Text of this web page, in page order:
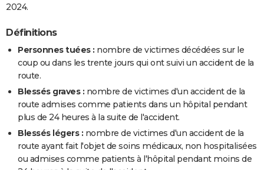
2024.
Définitions
Personnes tuées : nombre de victimes décédées sur le
coup ou dans les trente jours qui ont suivi un accident de la
route.
Blessés graves : nombre de victimes d'un accident de la
route admises comme patients dans un hôpital pendant
plus de 24 heures à la suite de l'accident.
Blessés légers : nombre de victimes d'un accident de la
route ayant fait l'objet de soins médicaux, non hospitalisées
ou admises comme patients à l'hôpital pendant moins de